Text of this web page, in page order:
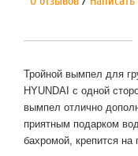
Тройной вымпел для
HYUNDAI с одной
вымпел отлично
приятным подарком
бахромой, крепится на